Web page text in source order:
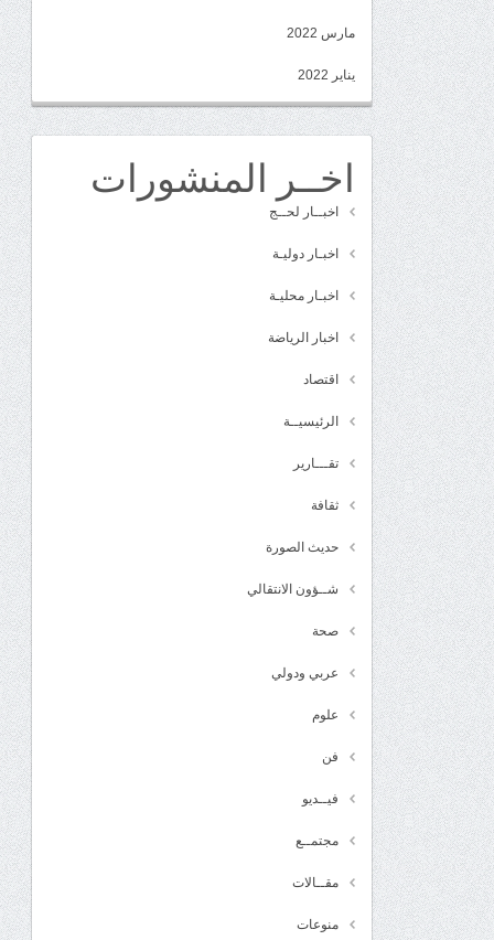
مارس 2022
يناير 2022
اخــر المنشورات
اخبــار لحــج
اخبـار دوليـة
اخبـار محليـة
اخبار الرياضة
اقتصاد
الرئيسيــة
تقـــارير
ثقافة
حديث الصورة
شــؤون الانتقالي
صحة
عربي ودولي
علوم
فن
فيــديو
مجتمــع
مقــالات
منوعات